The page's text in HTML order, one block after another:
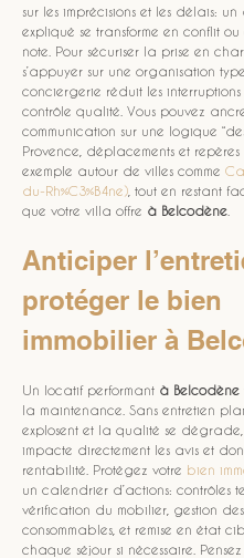
sur les imprécisions et les délais:
expliqué se transforme en conflit
note. Pour sécuriser la prise en
s’appuyer sur une organisation type
conciergerie réduit les interruptions
contrôle qualité. Vous pouvez
communication sur une logique
Provence, déplacements et
exemple autour de villes comme
du-Rh%C3%B4ne) , tout en restant
que votre villa offre à Belcodène
Anticiper
protéger le bien
immobilier à
Un locatif performant à Belcodène
la maintenance. Sans entretien
explosent et la qualité se
impacte directement les avis et
rentabilité. Protégez votre bien
un calendrier d’actions: contrôles
vérification du mobilier, gestion des
consommables, et remise en état
chaque séjour si nécessaire.